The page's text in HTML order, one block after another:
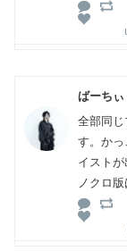
ばーち
全部同
す。か
イスト
ノクロ版